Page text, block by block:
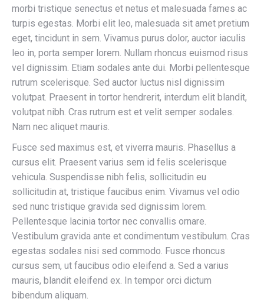
morbi tristique senectus et netus et malesuada fames ac
turpis egestas. Morbi elit leo, malesuada sit amet pretium
eget, tincidunt in sem. Vivamus purus dolor, auctor iaculis
leo in, porta semper lorem. Nullam rhoncus euismod risus
vel dignissim. Etiam sodales ante dui. Morbi pellentesque
rutrum scelerisque. Sed auctor luctus nisl dignissim
volutpat. Praesent in tortor hendrerit, interdum elit blandit,
volutpat nibh. Cras rutrum est et velit semper sodales.
Nam nec aliquet mauris.
Fusce sed maximus est, et viverra mauris. Phasellus a
cursus elit. Praesent varius sem id felis scelerisque
vehicula. Suspendisse nibh felis, sollicitudin eu
sollicitudin at, tristique faucibus enim. Vivamus vel odio
sed nunc tristique gravida sed dignissim lorem.
Pellentesque lacinia tortor nec convallis ornare.
Vestibulum gravida ante et condimentum vestibulum. Cras
egestas sodales nisi sed commodo. Fusce rhoncus
cursus sem, ut faucibus odio eleifend a. Sed a varius
mauris, blandit eleifend ex. In tempor orci dictum
bibendum aliquam.